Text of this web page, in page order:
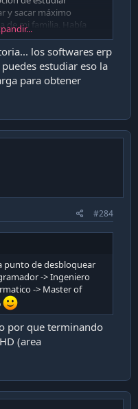
y sacar máximo
de mi familia. Había
pero siento que no le
buena opción para
los softwares erp
estudiar eso la
para obtener
#284
punto de desbloquear
-> Ingeniero
-> Master of
por que terminando
(area